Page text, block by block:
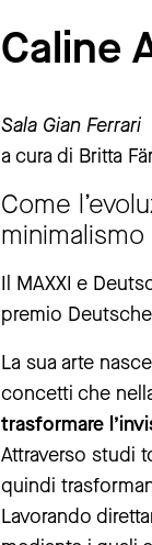
Caline
Sala Gian Ferrari
a cura di Britta
Come
Il MAXXI e
premio
La sua arte
concetti che
trasformare
Attraverso studi
quindi
Lavorando